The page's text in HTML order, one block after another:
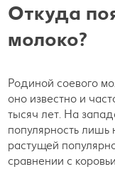
Откуда
молоко?
Родиной соевого
оно известно и
тысяч лет. На
популярность лишь
растущей
сравнении с